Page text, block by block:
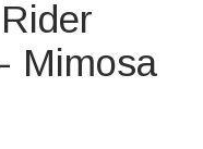
Mimosa